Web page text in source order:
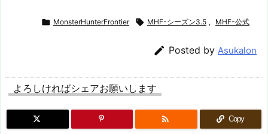
 MonsterHunterFrontier  MHF-シーズン3.5 , MHF-公式
 Posted by Asukalon
よろしければシェアお願いします
 Copy